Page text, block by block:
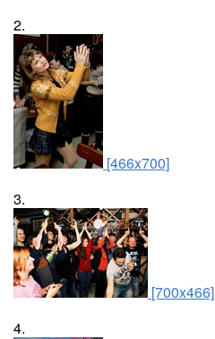
2.
[466x700]
3.
[700x466]
4.